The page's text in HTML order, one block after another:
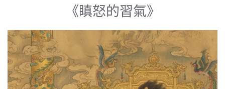
《瞋怒的習氣》